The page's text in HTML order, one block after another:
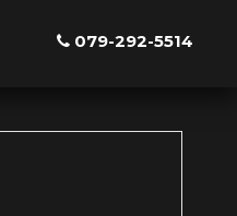
079-292-5514